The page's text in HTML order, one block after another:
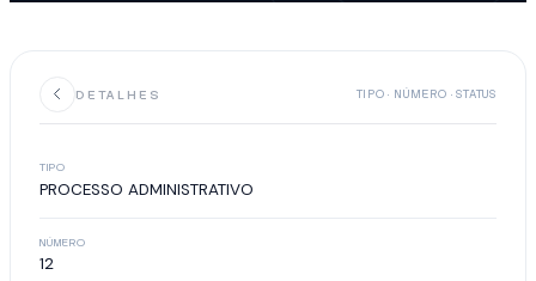
DETALHES TIPO · NÚMERO · STATUS
TIPO
PROCESSO ADMINISTRATIVO
NÚMERO
12